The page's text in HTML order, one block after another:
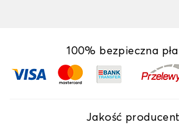
100% bezpieczna
Jakość